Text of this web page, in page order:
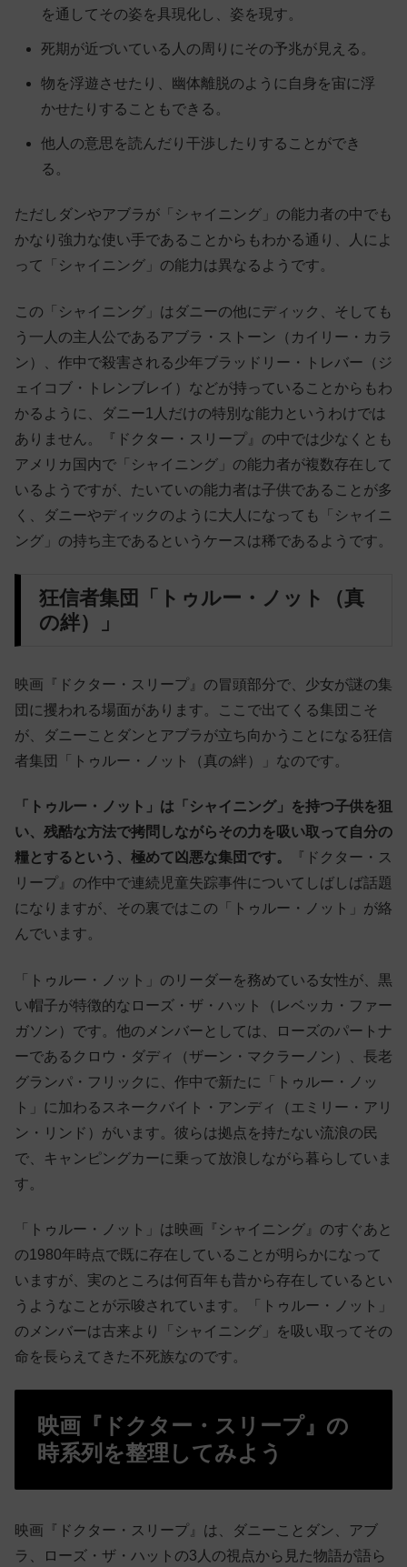
を通してその姿を具現化し、姿を現す。
死期が近づいている人の周りにその予兆が見える。
物を浮遊させたり、幽体離脱のように自身を宙に浮
かせたりすることもできる。
他人の意思を読んだり干渉したりすることができ
る。
ただしダンやアブラが「シャイニング」の能力者の中でも
かなり強力な使い手であることからもわかる通り、人によ
って「シャイニング」の能力は異なるようです。
この「シャイニング」はダニーの他にディック、そしても
う一人の主人公であるアブラ・ストーン（カイリー・カラ
ン）、作中で殺害される少年ブラッドリー・トレバー（ジ
ェイコブ・トレンブレイ）などが持っていることからもわ
かるように、ダニー1人だけの特別な能力というわけでは
ありません。『ドクター・スリープ』の中では少なくとも
アメリカ国内で「シャイニング」の能力者が複数存在して
いるようですが、たいていの能力者は子供であることが多
く、ダニーやディックのように大人になっても「シャイニ
ング」の持ち主であるというケースは稀であるようです。
狂信者集団「トゥルー・ノット（真
の絆）」
映画『ドクター・スリープ』の冒頭部分で、少女が謎の集
団に攫われる場面があります。ここで出てくる集団こそ
が、ダニーことダンとアブラが立ち向かうことになる狂信
者集団「トゥルー・ノット（真の絆）」なのです。
「トゥルー・ノット」は「シャイニング」を持つ子供を狙
い、残酷な方法で拷問しながらその力を吸い取って自分の
糧とするという、極めて凶悪な集団です。
『ドクター・ス
リープ』の作中で連続児童失踪事件についてしばしば話題
になりますが、その裏ではこの「トゥルー・ノット」が絡
んでいます。
「トゥルー・ノット」のリーダーを務めている女性が、黒
い帽子が特徴的なローズ・ザ・ハット（レベッカ・ファー
ガソン）です。他のメンバーとしては、ローズのパートナ
ーであるクロウ・ダディ（ザーン・マクラーノン）、長老
グランパ・フリックに、作中で新たに「トゥルー・ノッ
ト」に加わるスネークバイト・アンディ（エミリー・アリ
ン・リンド）がいます。彼らは拠点を持たない流浪の民
で、キャンピングカーに乗って放浪しながら暮らしていま
す。
「トゥルー・ノット」は映画『シャイニング』のすぐあと
の1980年時点で既に存在していることが明らかになって
いますが、実のところは何百年も昔から存在しているとい
うようなことが示唆されています。「トゥルー・ノット」
のメンバーは古来より「シャイニング」を吸い取ってその
命を長らえてきた不死族なのです。
映画『ドクター・スリープ』の
時系列を整理してみよう
映画『ドクター・スリープ』は、ダニーことダン、アブ
ラ、ローズ・ザ・ハットの3人の視点から見た物語が語ら